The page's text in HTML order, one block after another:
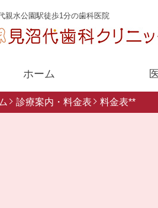
親水公園駅徒歩1分の歯科医院
ホーム
診療案内・料金表 料金表**